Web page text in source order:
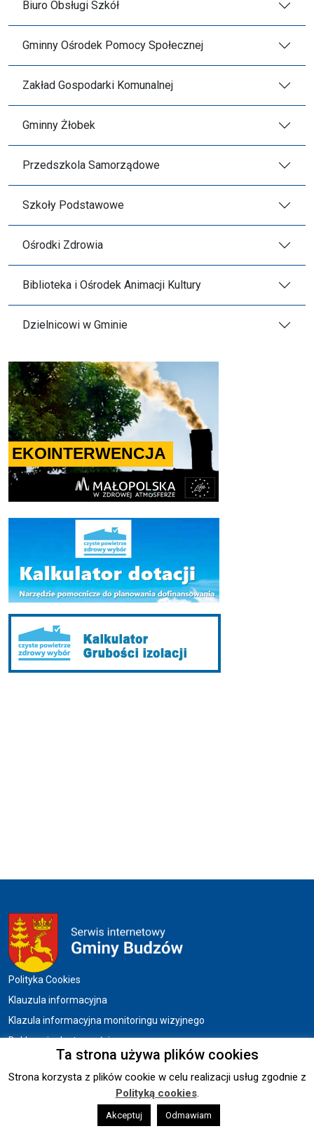
Biuro Obsługi Szkół
Gminny Ośrodek Pomocy Społecznej
Zakład Gospodarki Komunalnej
Gminny Żłobek
Przedszkola Samorządowe
Szkoły Podstawowe
Ośrodki Zdrowia
Biblioteka i Ośrodek Animacji Kultury
Dzielnicowi w Gminie
Menu w stopce
Polityka Cookies
Klauzula informacyjna
Klazula informacyjna monitoringu wizyjnego
Deklaracja dostępności
Copyright © 2026 UG BUDZÓW.
Wykonanie: sm32 STUDIO
Ta strona używa plików cookies
Strona korzysta z plików cookie w celu realizacji usług zgodnie z
Polityką cookies.
Akceptuj Odmawiam